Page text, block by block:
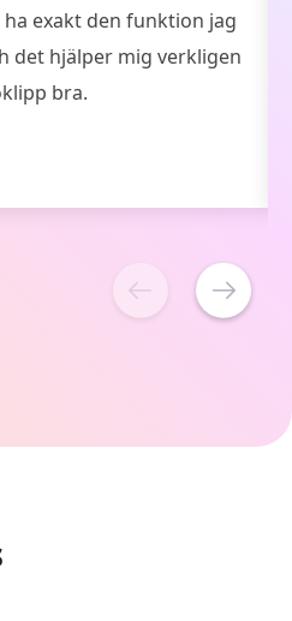
att trimma video. Och
som inkluderar en
start- och slutpunkt för